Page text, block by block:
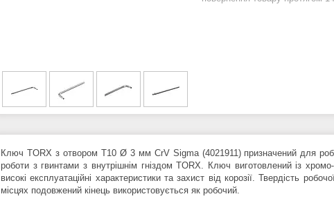
Ключ TORX з отвором T10 Ø 3 мм CrV Sigma (4021911) призначений для
роботи з гвинтами з внутрішнім гніздом TORX. Ключ виготовлений із
високі експлуатаційні характеристики та захист від корозії. Твердість
місцях подовжений кінець використовується як робочий.